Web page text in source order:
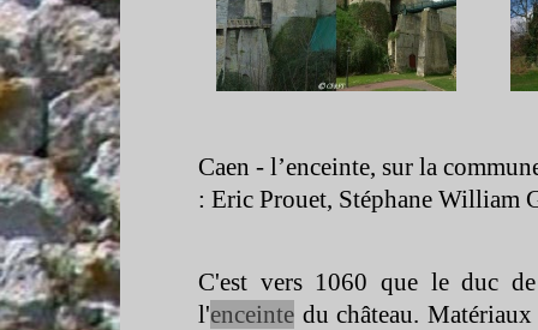
Caen - l’enceinte, sur la
: Eric Prouet, Stéphane William
C'est vers 1060 que le duc
l'enceinte du château.